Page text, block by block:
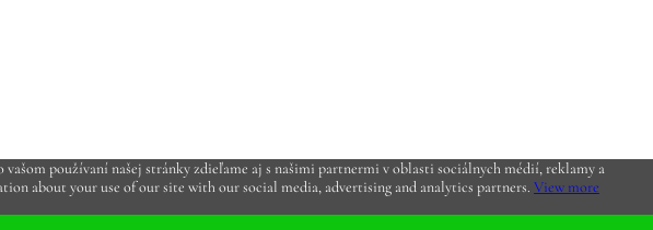
používaní našej stránky zdieľame aj s našimi partnermi v oblasti sociálnych médií, reklamy a
about your use of our site with our social media, advertising and analytics partners. View more